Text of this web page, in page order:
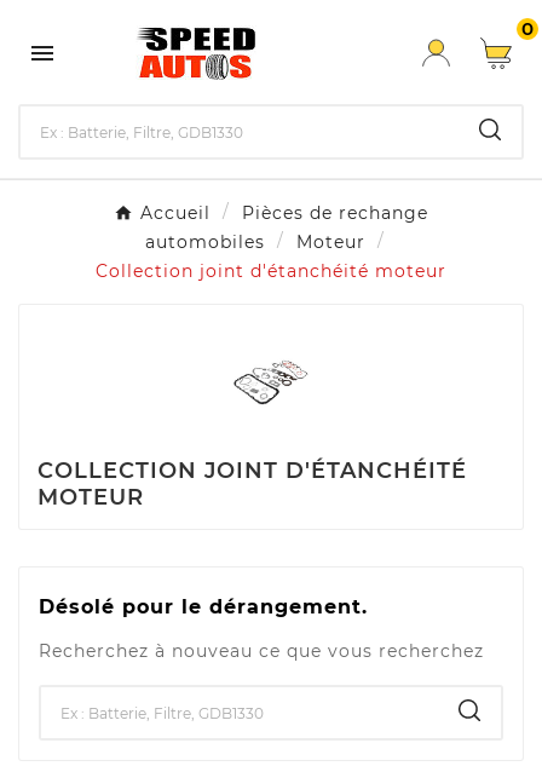

0
Accueil
Pièces de rechange
automobiles
Moteur
Collection joint d'étanchéité moteur
COLLECTION JOINT D'ÉTANCHÉITÉ
MOTEUR
Désolé pour le dérangement.
Recherchez à nouveau ce que vous recherchez